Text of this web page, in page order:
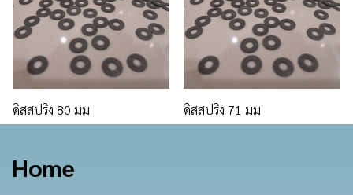
ดิสสปริง 80 มม ดิสสปริง 71 มม
Home